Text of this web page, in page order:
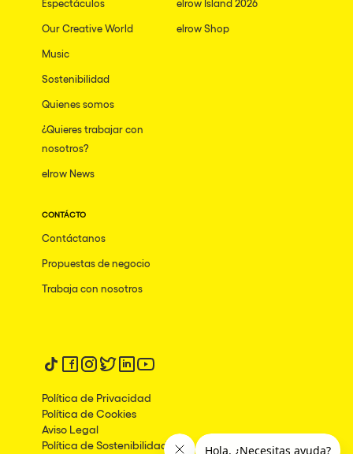
Espectáculos
Our Creative World
Music
Sostenibilidad
Quienes somos
¿Quieres trabajar con
nosotros?
elrow News
elrow Island 2026
elrow Shop
CONTÁCTO
Contáctanos
Propuestas de negocio
Trabaja con nosotros
Síguenos en tiktok
Síguenos en facebook
Síguenos en instagram
Síguenos en twitter
Síguenos en linkedin
Síguenos en youtube
Política de Privacidad
Política de Cookies
Aviso Legal
Política de Sostenibilidad